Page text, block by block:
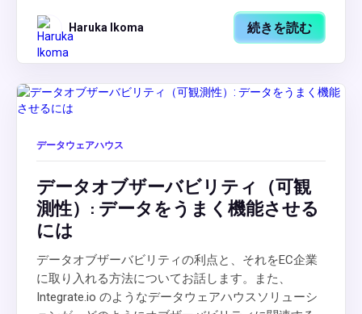
Haruka Ikoma 続きを読む
データウェアハウス
データオブザーバビリティ（可観
測性）: データをうまく機能させる
には
データオブザーバビリティの利点と、それをEC企業
に取り入れる方法についてお話します。また、
Integrate.io のようなデータウェアハウスソリューシ